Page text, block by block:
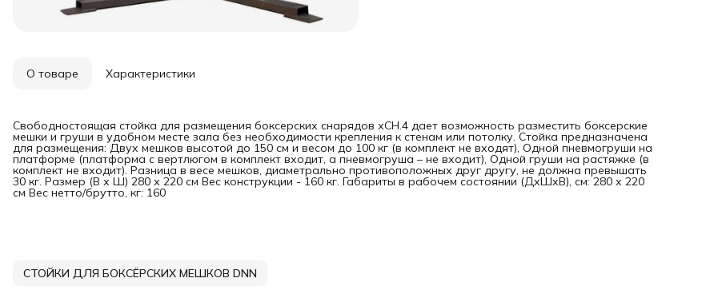
О товаре Характеристики
Свободностоящая стойка для размещения боксерских снарядов хСН.4 дает возможность разместить боксерские
мешки и груши в удобном месте зала без необходимости крепления к стенам или потолку. Стойка предназначена
для размещения: Двух мешков высотой до 150 см и весом до 100 кг (в комплект не входят), Одной пневмогруши на
платформе (платформа с вертлюгом в комплект входит, а пневмогруша – не входит), Одной груши на растяжке (в
комплект не входит). Разница в весе мешков, диаметрально противоположных друг другу, не должна превышать
30 кг. Размер (В х Ш) 280 х 220 см Вес конструкции - 160 кг. Габариты в рабочем состоянии (ДхШхВ), см: 280 х 220
см Вес нетто/брутто, кг: 160
СТОЙКИ ДЛЯ БОКСЁРСКИХ МЕШКОВ DNN